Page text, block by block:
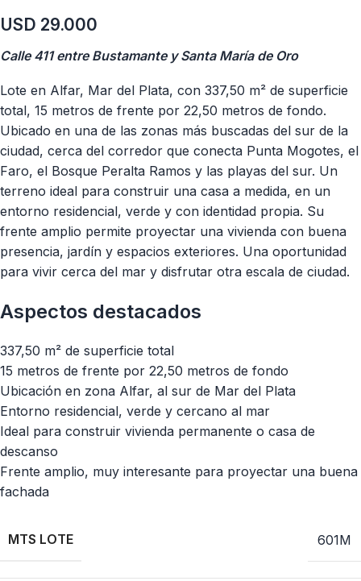
USD 29.000
Calle 411 entre Bustamante y Santa María de Oro
Lote en Alfar, Mar del Plata, con 337,50 m² de superficie
total, 15 metros de frente por 22,50 metros de fondo.
Ubicado en una de las zonas más buscadas del sur de la
ciudad, cerca del corredor que conecta Punta Mogotes, el
Faro, el Bosque Peralta Ramos y las playas del sur. Un
terreno ideal para construir una casa a medida, en un
entorno residencial, verde y con identidad propia. Su
frente amplio permite proyectar una vivienda con buena
presencia, jardín y espacios exteriores. Una oportunidad
para vivir cerca del mar y disfrutar otra escala de ciudad.
Aspectos destacados
337,50 m² de superficie total
15 metros de frente por 22,50 metros de fondo
Ubicación en zona Alfar, al sur de Mar del Plata
Entorno residencial, verde y cercano al mar
Ideal para construir vivienda permanente o casa de
descanso
Frente amplio, muy interesante para proyectar una buena
fachada
MTS LOTE 601M